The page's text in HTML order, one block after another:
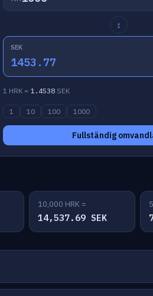
↕
SEK
1453.77
1 HRK = 1.4538SEK
1 10 100 1000
Fullständig
10,000 HRK =
14,537.69 SEK